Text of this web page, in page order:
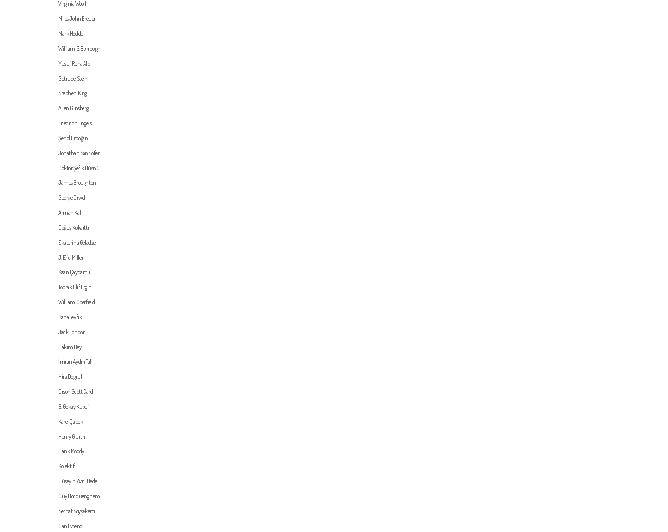
Virginia Woolf
Miles John Breuer
Mark Hodder
William S. Burrough
Yusuf Reha Alp
Getrude Stein
Stephen King
Allen Ginsberg
Friedrich Engels
Şenol Erdoğan
Jonathan Santlofer
Doktor Şefik Hüsnü
James Broughton
George Orwell
Arman Kal
Doğuş Kökarttı
Ekaterina Geladze
J. Eric Miller
Kaan Çaydamlı
Toprak Elif Ergin
William Oberfield
Baha Tevfik
Jack London
Hakim Bey
İmran Aydın Tali
Hira Doğrul
Orson Scott Card
B. Gökay Küpeli
Karel Çapek
Henry Gurth
Hank Moody
Kolektif
Hüseyin Avni Dede
Guy Hocquenghem
Serhat Soyşekerci
Can Evrenol